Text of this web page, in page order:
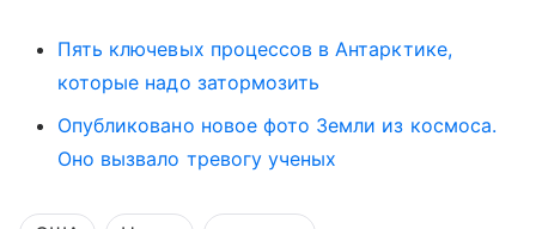
Пять ключевых процессов в Антарктике,
которые надо затормозить
Опубликовано новое фото Земли из космоса.
Оно вызвало тревогу ученых